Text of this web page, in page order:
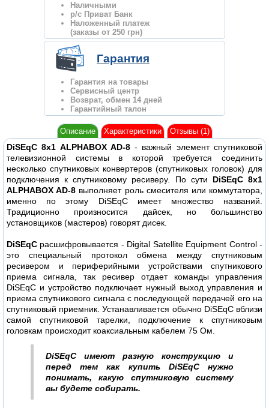
Наличными
р/с Приват Банк
Наложенный платеж
(заказы от 250 грн)
Гарантия
Гарантия на товары
Сервисный центр
Возврат, обмен 14 дней
Гарантийный талон
Описание Характеристики Отзывы (1)
DiSEqC 8x1 ALPHABOX AD-8- важный элемент спутниковой
телевизионной системы в которой требуется соединить
несколько спутниковых конвертеров (спутниковых головок) для
подключения к спутниковому ресиверу. По сути DiSEqC 8x1
ALPHABOX AD-8 выполняет роль смесителя или коммутатора,
именно по этому DiSEqC имеет множество названий.
Традиционно произносится дайсек, но большинство
установщиков (мастеров) говорят дисек.
DiSEqC расшифровывается - Digital Satellite Equipment Control -
это специальный протокол обмена между спутниковым
ресивером и периферийными устройствами спутникового
приема сигнала, так ресивер отдает команды управления
DiSEqС и устройство подключает нужный выход управления и
приема спутникового сигнала с последующей передачей его на
спутниковый приемник. Устанавливается обычно DiSEqC вблизи
самой спутниковой тарелки, подключение к спутниковым
головкам происходит коаксиальным кабелем 75 Ом.
DiSEqC имеют разную конструкцию и
перед тем как купить DiSEqC нужно
понимать, какую спутниковую систему
вы будете собирать.